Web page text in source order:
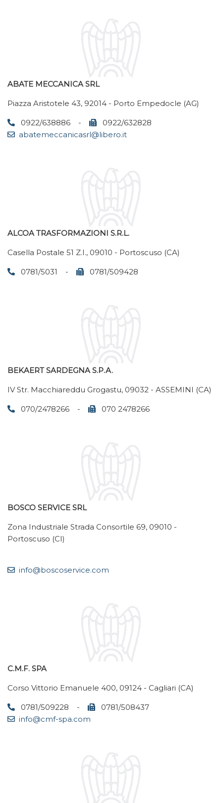
ABATE MECCANICA SRL
Piazza Aristotele 43, 92014 - Porto Empedocle (AG)
0922/638886 -
0922/632828
abatemeccanicasrl@libero.it
ALCOA TRASFORMAZIONI S.R.L.
Casella Postale 51 Z.I., 09010 - Portoscuso (CA)
0781/5031 - 0781/509428
BEKAERT SARDEGNA S.P.A.
IV Str. Macchiareddu Grogastu, 09032 - ASSEMINI (CA)
070/2478266 - 070 2478266
BOSCO SERVICE SRL
Zona Industriale Strada Consortile 69, 09010 -
Portoscuso (CI)
info@boscoservice.com
C.M.F. SPA
Corso Vittorio Emanuele 400, 09124 - Cagliari (CA)
0781/509228 -
0781/508437
info@cmf-spa.com